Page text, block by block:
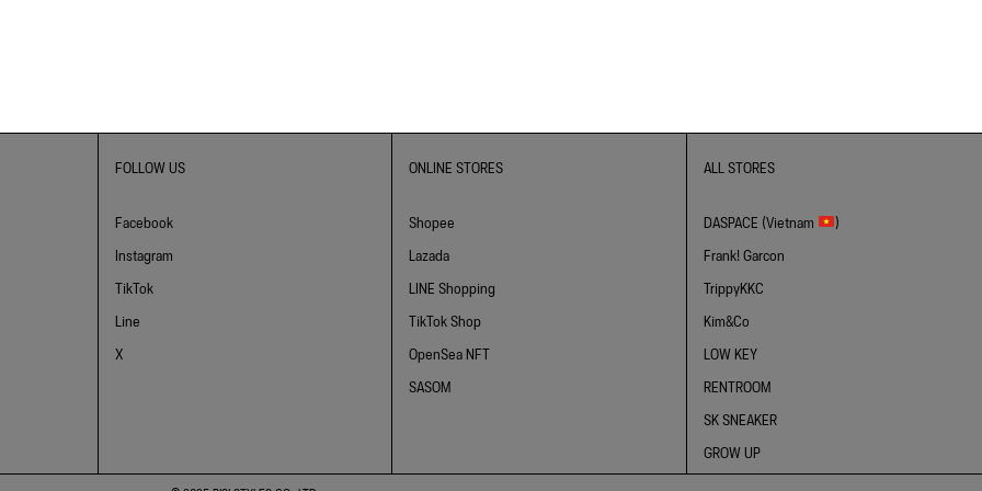
FOLLOW US
Facebook
Instagram
TikTok
Line
X
ONLINE STORES
Shopee
Lazada
LINE Shopping
TikTok Shop
OpenSea NFT
SASOM
ALL STORES
DASPACE (Vietnam
)
Frank! Garcon
TrippyKKC
Kim&Co
LOW KEY
RENTROOM
SK SNEAKER
GROW UP